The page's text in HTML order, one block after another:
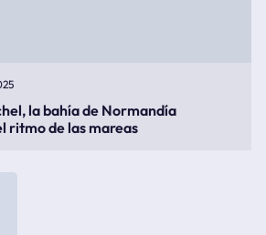
la bahía de Normandía
ritmo de las mareas